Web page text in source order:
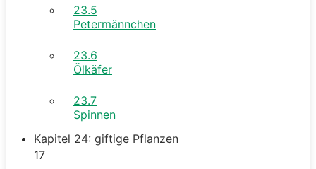
23.5
Petermännchen
23.6
Ölkäfer
23.7
Spinnen
Kapitel 24: giftige Pflanzen
17